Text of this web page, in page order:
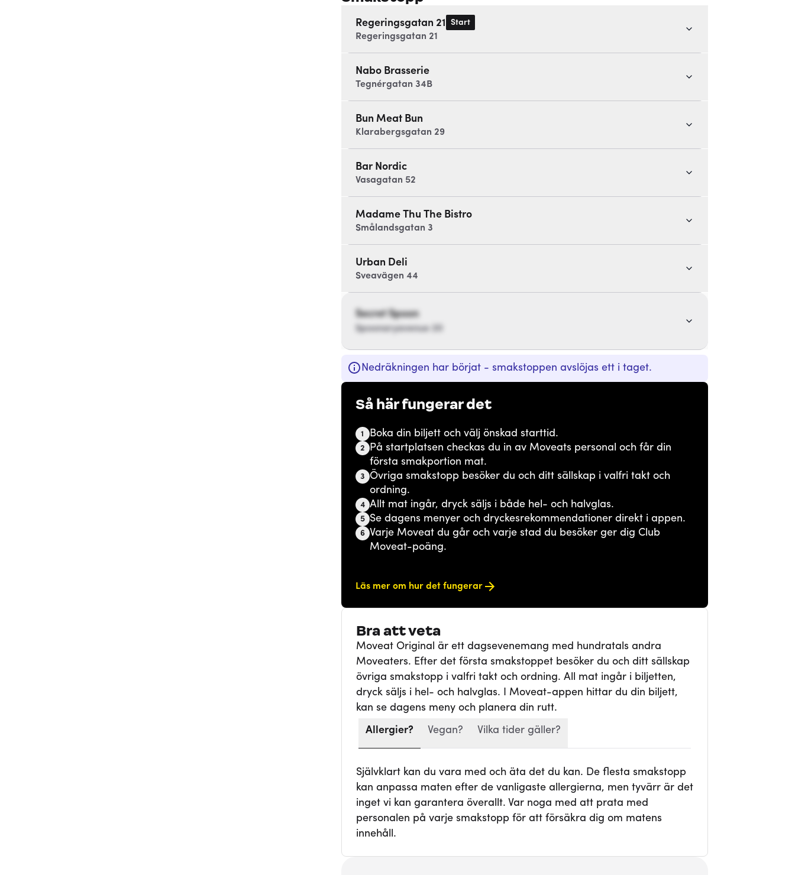
Regeringsgatan 21 Start
Regeringsgatan 21
Nabo Brasserie
Tegnérgatan 34B
Bun Meat Bun
Klarabergsgatan 29
Bar Nordic
Vasagatan 52
Madame Thu The Bistro
Smålandsgatan 3
Urban Deli
Sveavägen 44
Secret Spoon
Spoonaryavenue 20
Nedräkningen har börjat - smakstoppen avslöjas ett i taget.
Så här fungerar det
1 Boka din biljett och välj önskad starttid.
2 På startplatsen checkas du in av Moveats personal och får din
första smakportion mat.
3 Övriga smakstopp besöker du och ditt sällskap i valfri takt och
ordning.
4 Allt mat ingår, dryck säljs i både hel- och halvglas.
5 Se dagens menyer och dryckesrekommendationer direkt i appen.
6 Varje Moveat du går och varje stad du besöker ger dig Club
Moveat-poäng.
Läs mer om hur det fungerar
Bra att veta
Moveat Original är ett dagsevenemang med hundratals andra
Moveaters. Efter det första smakstoppet besöker du och ditt sällskap
övriga smakstopp i valfri takt och ordning. All mat ingår i biljetten,
dryck säljs i hel- och halvglas. I Moveat-appen hittar du din biljett,
kan se dagens meny och planera din rutt.
Allergier?
Vegan? Vilka tider gäller?
Självklart kan du vara med och äta det du kan. De flesta smakstopp
kan anpassa maten efter de vanligaste allergierna, men tyvärr är det
inget vi kan garantera överallt. Var noga med att prata med
personalen på varje smakstopp för att försäkra dig om matens
innehåll.